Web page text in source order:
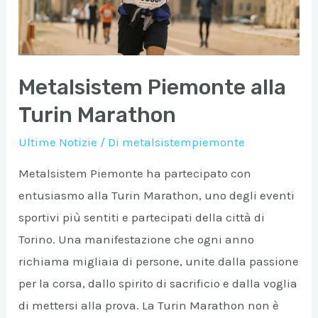
Metalsistem Piemonte alla
Turin Marathon
Ultime Notizie / Di metalsistempiemonte
Metalsistem Piemonte ha partecipato con
entusiasmo alla Turin Marathon, uno degli eventi
sportivi più sentiti e partecipati della città di
Torino. Una manifestazione che ogni anno
richiama migliaia di persone, unite dalla passione
per la corsa, dallo spirito di sacrificio e dalla voglia
di mettersi alla prova. La Turin Marathon non è
DISATTIVA
DISATTIVA